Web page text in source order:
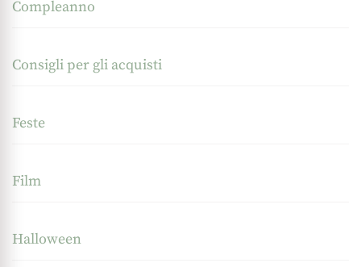
Compleanno
Consigli per gli acquisti
Feste
Film
Halloween